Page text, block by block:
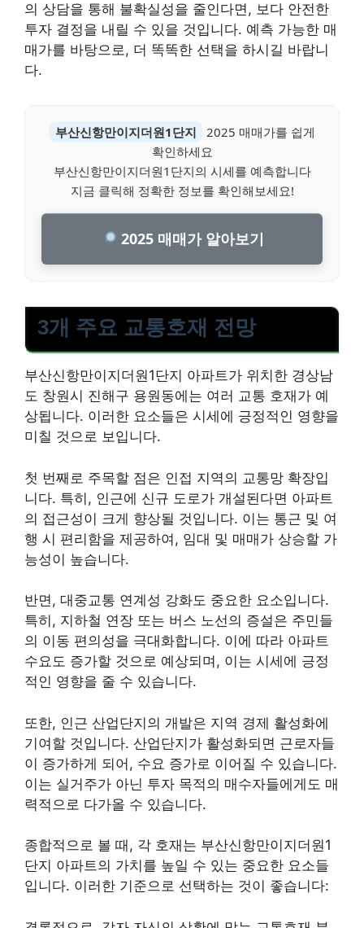
의 상담을 통해 불확실성을 줄인다면, 보다 안전한
투자 결정을 내릴 수 있을 것입니다. 예측 가능한 매
매가를 바탕으로, 더 똑똑한 선택을 하시길 바랍니
다.
부산신항만이지더원1단지
2025 매매가를 쉽게
확인하세요
부산신항만이지더원1단지의 시세를 예측합니다
지금 클릭해 정확한 정보를 확인해보세요!
2025 매매가 알아보기
3개 주요 교통호재 전망
부산신항만이지더원1단지 아파트가 위치한 경상남
도 창원시 진해구 용원동에는 여러 교통 호재가 예
상됩니다. 이러한 요소들은 시세에 긍정적인 영향을
미칠 것으로 보입니다.
첫 번째로 주목할 점은 인접 지역의 교통망 확장입
니다. 특히, 인근에 신규 도로가 개설된다면 아파트
의 접근성이 크게 향상될 것입니다. 이는 통근 및 여
행 시 편리함을 제공하여, 임대 및 매매가 상승할 가
능성이 높습니다.
반면, 대중교통 연계성 강화도 중요한 요소입니다.
특히, 지하철 연장 또는 버스 노선의 증설은 주민들
의 이동 편의성을 극대화합니다. 이에 따라 아파트
수요도 증가할 것으로 예상되며, 이는 시세에 긍정
적인 영향을 줄 수 있습니다.
또한, 인근 산업단지의 개발은 지역 경제 활성화에
기여할 것입니다. 산업단지가 활성화되면 근로자들
이 증가하게 되어, 수요 증가로 이어질 수 있습니다.
이는 실거주가 아닌 투자 목적의 매수자들에게도 매
력적으로 다가올 수 있습니다.
종합적으로 볼 때, 각 호재는 부산신항만이지더원1
단지 아파트의 가치를 높일 수 있는 중요한 요소들
입니다. 이러한 기준으로 선택하는 것이 좋습니다: